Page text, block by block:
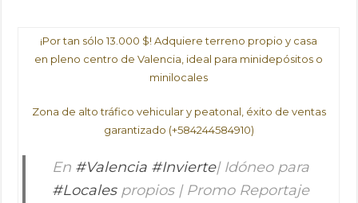
¡Por tan sólo 13.000 $! Adquiere terreno propio y casa
en pleno centro de Valencia, ideal para minidepósitos o
minilocales
Zona de alto tráfico vehicular y peatonal, éxito de ventas
garantizado (+584244584910)
En #Valencia #Invierte| Idóneo para
#Localespropios | Promo Reportaje